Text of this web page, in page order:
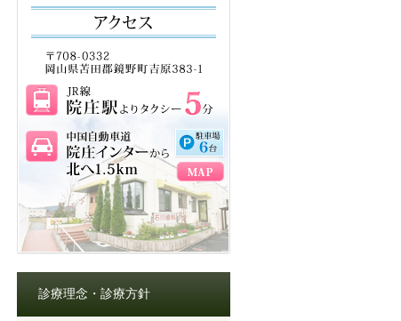
診療理念・診療方針